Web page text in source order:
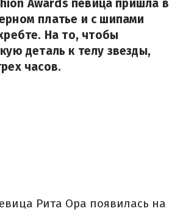
Awards певица пришла в
платье и с шипами
На то, чтобы
деталь к телу звезды,
часов.
Рита Ора появилась на